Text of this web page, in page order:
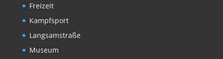
Freizeit
Kampfsport
Langsamstraße
Museum